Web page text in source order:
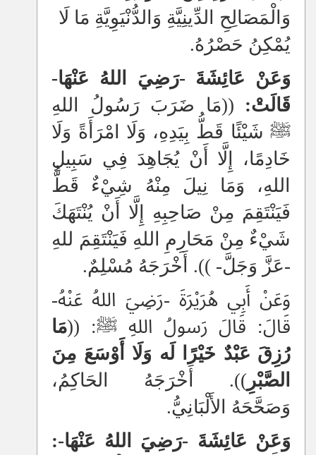
وَالْمَصَالِحِ الدِّينِيَّةِ وَالدُّنْيَوِيَّةِ مَا لَا
يُمْكِنُ حَصْرُهُ.
وَعَنْ عَائِشَةَ -رَضِيَ اللهُ عَنْهَا-
قَالَتْ: ((مَا ضَرَبَ رَسُولُ اللهِ
ﷺ شَيْئًا قَطُّ بِيَدِهِ، وَلَا امْرَأَةً وَلَا
خَادِمًا، إِلَّا أَنْ يُجَاهِدَ فِي سَبِيلِ
اللهِ، وَمَا نِيلَ مِنْهُ شِيْءٌ قَطُّ
فَيَنْتَقِمَ مِنْ صَاحِبِهِ إِلَّا أَنْ يُنْتَهَكَ
شَيْءٌ مِنْ مَحَارِمِ اللهِ فَيَنْتَقِمَ للهِ
-عَزَّ وَجَلَّ- )). أَخْرَجَهُ مُسْلِمٌ.
وَعَنْ أَبِي هُرَيْرَةَ -رَضِيَ اللهُ عَنْهُ-
قَالَ: قَالَ رَسولُ اللهِ ﷺ: ((مَا
رُزِقَ عَبْدٌ خَيْرًا لَه وَلَا أَوْسَعَ مِنَ
الصَّبْرِ )). أَخْرَجَهُ الحَاكِمُ،
وَصَحَّحَهُ الأَلْبَانِيُّ.
وَعَنْ عَائِشَةَ -رَضِيَ اللهُ عَنْهَا-: